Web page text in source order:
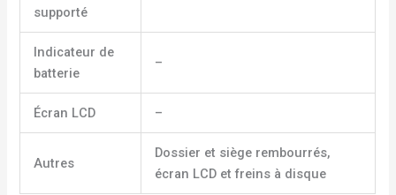
supporté
Indicateur de
batterie
–
Écran LCD –
Autres
Dossier et siège rembourrés,
écran LCD et freins à disque